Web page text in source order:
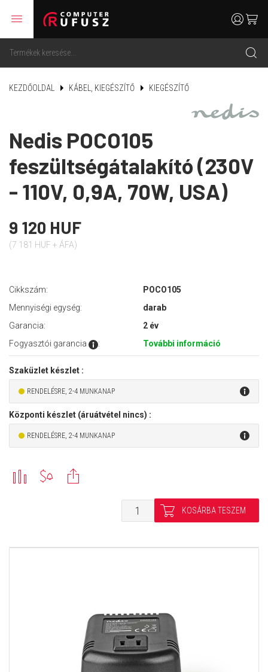
menu
search
usercart
KEZDŐOLDAL KÁBEL, KIEGÉSZÍTŐ KIEGÉSZÍTŐ
Nedis POCO105
feszültségátalakító (230V
- 110V, 0,9A, 70W, USA)
9 120 HUF
(7 181 HUF + ÁFA)
Cikkszám:
POCO105
Mennyiségi egység:
darab
Garancia:
2 év
Fogyasztói garancia
: További információ
Szaküzlet készlet :
RENDELÉSRE, 2-4 MUNKANAP
Központi készlet (áruátvétel nincs) :
RENDELÉSRE, 2-4 MUNKANAP